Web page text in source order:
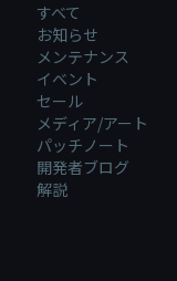
すべて
お知らせ
メンテナンス
イベント
セール
メディア/アート
パッチノート
開発者ブログ
解説